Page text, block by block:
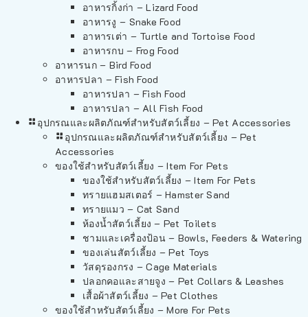
อาหารกิ้งก่า – Lizard Food
อาหารงู – Snake Food
อาหารเต่า – Turtle and Tortoise Food
อาหารกบ – Frog Food
อาหารนก – Bird Food
อาหารปลา – Fish Food
อาหารปลา – Fish Food
อาหารปลา – All Fish Food
อุปกรณและผลิตภัณฑ์สำหรับสัตว์เลี้ยง – Pet Accessories
อุปกรณและผลิตภัณฑ์สำหรับสัตว์เลี้ยง – Pet
Accessories
ของใช้สำหรับสัตว์เลี้ยง – Item For Pets
ของใช้สำหรับสัตว์เลี้ยง – Item For Pets
ทรายแฮมสเตอร์ – Hamster Sand
ทรายแมว – Cat Sand
ห้องน้ำสัตว์เลี้ยง – Pet Toilets
ชามและเครื่องป้อน – Bowls, Feeders & Watering
ของเล่นสัตว์เลี้ยง – Pet Toys
วัสดุรองกรง – Cage Materials
ปลอกคอและสายจูง – Pet Collars & Leashes
เสื้อผ้าสัตว์เลี้ยง – Pet Clothes
ของใช้สำหรับสัตว์เลี้ยง – More For Pets